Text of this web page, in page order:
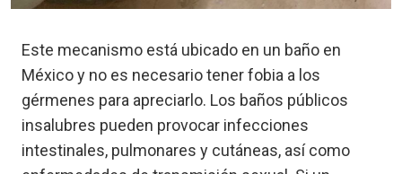
Este mecanismo está ubicado en un baño en
México y no es necesario tener fobia a los
gérmenes para apreciarlo. Los baños públicos
insalubres pueden provocar infecciones
intestinales, pulmonares y cutáneas, así como